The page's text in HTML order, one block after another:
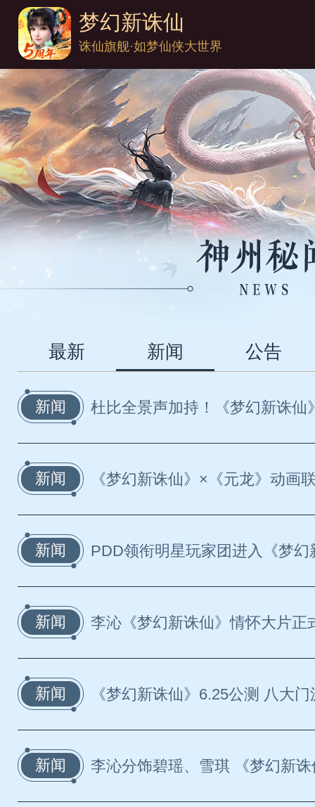
最新 新闻 公告
新闻 杜比全景声加持！《梦幻新诛仙
新闻 《梦幻新诛仙》×《元龙》动画
新闻 PDD领衔明星玩家团进入《梦幻
新闻 李沁《梦幻新诛仙》情怀大片正
新闻 《梦幻新诛仙》6.25公测 八大
新闻 李沁分饰碧瑶、雪琪 《梦幻新
梦幻新诛仙
诛仙旗舰·如梦仙侠大世界